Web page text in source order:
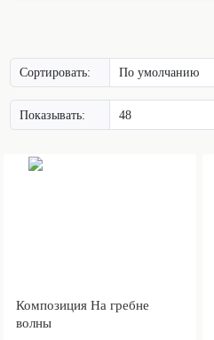
Сортировать:
Показывать:
Композиция На гребне
волны